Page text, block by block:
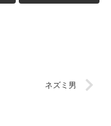
ネズミ男